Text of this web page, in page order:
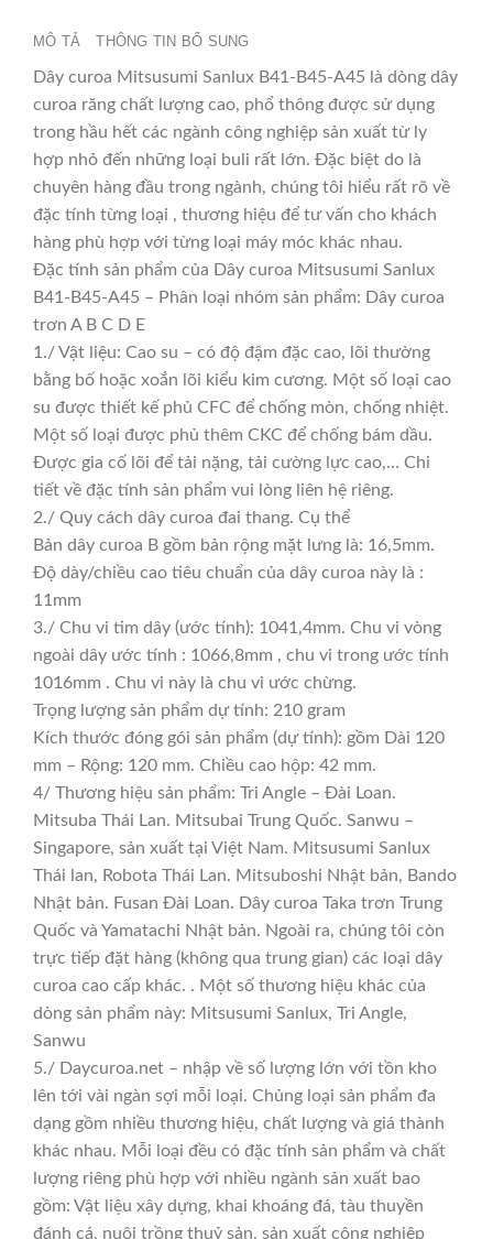
MÔ TẢ THÔNG TIN BỔ SUNG
Dây curoa Mitsusumi Sanlux B41-B45-A45 là dòng dây
curoa răng chất lượng cao, phổ thông được sử dụng
trong hầu hết các ngành công nghiệp sản xuất từ ly
hợp nhỏ đến những loại buli rất lớn. Đặc biệt do là
chuyên hàng đầu trong ngành, chúng tôi hiểu rất rõ về
đặc tính từng loại , thương hiệu để tư vấn cho khách
hàng phù hợp với từng loại máy móc khác nhau.
Đặc tính sản phẩm của Dây curoa Mitsusumi Sanlux
B41-B45-A45 – Phân loại nhóm sản phẩm: Dây curoa
trơn A B C D E
1./ Vật liệu: Cao su – có độ đậm đặc cao, lõi thường
bằng bố hoặc xoắn lõi kiểu kim cương. Một số loại cao
su được thiết kế phủ CFC để chống mòn, chống nhiệt.
Một số loại được phủ thêm CKC để chống bám dầu.
Được gia cố lõi để tải nặng, tải cường lực cao,… Chi
tiết về đặc tính sản phẩm vui lòng liên hệ riêng.
2./ Quy cách dây curoa đai thang. Cụ thể
Bản dây curoa B gồm bản rộng mặt lưng là: 16,5mm.
Độ dày/chiều cao tiêu chuẩn của dây curoa này là :
11mm
3./ Chu vi tim dây (ước tính): 1041,4mm. Chu vi vòng
ngoài dây ước tính : 1066,8mm , chu vi trong ước tính
1016mm . Chu vi này là chu vi ước chừng.
Trọng lượng sản phẩm dự tính: 210 gram
Kích thước đóng gói sản phẩm (dự tính): gồm Dài 120
mm – Rộng: 120 mm. Chiều cao hộp: 42 mm.
4/ Thương hiệu sản phẩm: Tri Angle – Đài Loan.
Mitsuba Thái Lan. Mitsubai Trung Quốc. Sanwu –
Singapore, sản xuất tại Việt Nam. Mitsusumi Sanlux
Thái lan, Robota Thái Lan. Mitsuboshi Nhật bản, Bando
Nhật bản. Fusan Đài Loan. Dây curoa Taka trơn Trung
Quốc và Yamatachi Nhật bản. Ngoài ra, chúng tôi còn
trực tiếp đặt hàng (không qua trung gian) các loại dây
curoa cao cấp khác. . Một số thương hiệu khác của
dòng sản phẩm này: Mitsusumi Sanlux, Tri Angle,
Sanwu
5./ Daycuroa.net – nhập về số lượng lớn với tồn kho
lên tới vài ngàn sợi mỗi loại. Chủng loại sản phẩm đa
dạng gồm nhiều thương hiệu, chất lượng và giá thành
khác nhau. Mỗi loại đều có đặc tính sản phẩm và chất
lượng riêng phù hợp với nhiều ngành sản xuất bao
gồm: Vật liệu xây dựng, khai khoáng đá, tàu thuyền
đánh cá, nuôi trồng thuỷ sản, sản xuất công nghiệp